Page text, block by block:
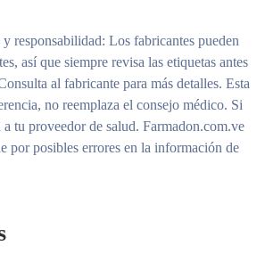
responsabilidad: Los fabricantes pueden
así que siempre revisa las etiquetas antes
al fabricante para más detalles. Esta
no reemplaza el consejo médico. Si
a tu proveedor de salud. Farmadon.com.ve
por posibles errores en la información de